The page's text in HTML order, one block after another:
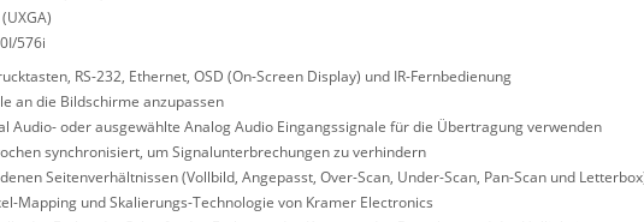
576i
RS-232, Ethernet, OSD (On-Screen Display) und IR-Fernbedienung
an die Bildschirme anzupassen
Audio- oder ausgewählte Analog Audio Eingangssignale für die Übertragung verwenden
synchronisiert, um Signalunterbrechungen zu verhindern
Seitenverhältnissen (Vollbild, Angepasst, Over-Scan, Under-Scan, Pan-Scan und
Mapping und Skalierungs-Technologie von Kramer Electronics